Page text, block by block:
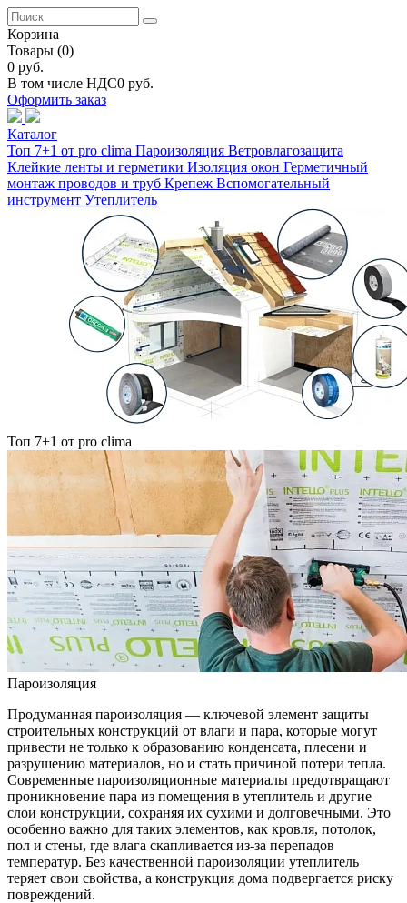
Корзина
Товары (0)
0 руб.
В том числе НДС0 руб.
Оформить заказ
Каталог
Топ 7+1 от pro clima Пароизоляция Ветровлагозащита
Клейкие ленты и герметики Изоляция окон Герметичный
монтаж проводов и труб Крепеж Вспомогательный
инструмент Утеплитель
Топ 7+1 от pro clima
Пароизоляция
Продуманная пароизоляция — ключевой элемент защиты
строительных конструкций от влаги и пара, которые могут
привести не только к образованию конденсата, плесени и
разрушению материалов, но и стать причиной потери тепла.
Современные пароизоляционные материалы предотвращают
проникновение пара из помещения в утеплитель и другие
слои конструкции, сохраняя их сухими и долговечными. Это
особенно важно для таких элементов, как кровля, потолок,
пол и стены, где влага скапливается из-за перепадов
температур. Без качественной пароизоляции утеплитель
теряет свои свойства, а конструкция дома подвергается риску
повреждений.